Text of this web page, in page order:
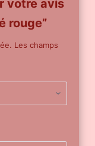
votre avis
rouge”
Les champs